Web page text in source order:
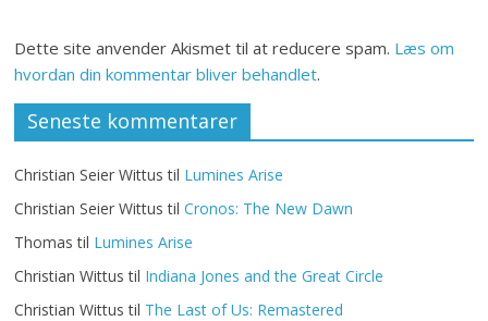
Dette site anvender Akismet til at reducere spam. Læs om
hvordan din kommentar bliver behandlet.
Seneste kommentarer
Christian Seier Wittus til Lumines Arise
Christian Seier Wittus tilCronos: The New Dawn
Thomas til Lumines Arise
Christian Wittus til Indiana Jones and the Great Circle
Christian Wittus til The Last of Us: Remastered